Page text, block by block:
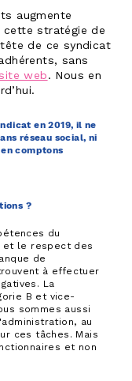
augmente
cette stratégie de
de ce syndicat
sans
web. Nous en
en 2019, il ne
réseau social, ni
comptons
?
du
et le respect des
de
à effectuer
La
B et vice-
sommes aussi
au
ces tâches. Mais
et non